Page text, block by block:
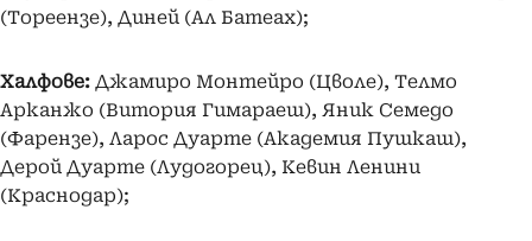
(Тореензе), Диней (Ал Батеах);
Халфове: Джамиро Монтейро (Цволе), Телмо
Арканжо (Витория Гимараеш), Яник Семедо
(Фарензе), Ларос Дуарте (Академия Пушкаш),
Дерой Дуарте (Лудогорец), Кевин Ленини
(Краснодар);